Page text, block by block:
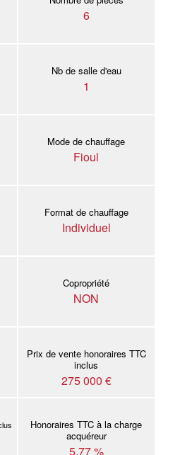
6
Nb de salle d'eau
1
Mode de chauffage
Fioul
Format de chauffage
Individuel
Copropriété
NON
Prix de vente honoraires TTC
inclus
275 000 €
Honoraires TTC à la charge
acquéreur
5,77 %